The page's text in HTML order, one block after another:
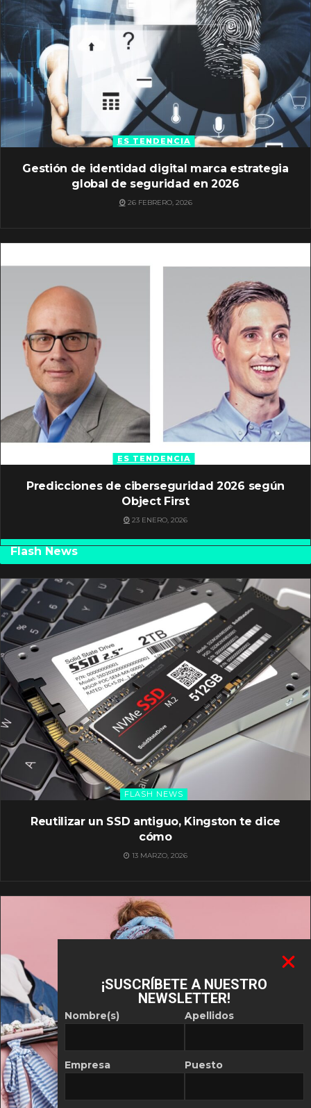
ES TENDENCIA
Gestión de identidad digital marca estrategia
global de seguridad en 2026
26 FEBRERO, 2026
ES TENDENCIA
Predicciones de ciberseguridad 2026 según
Object First
23 ENERO, 2026
Flash News
FLASH NEWS
Reutilizar un SSD antiguo, Kingston te dice
cómo
13 MARZO, 2026
¡SUSCRÍBETE A NUESTRO
NEWSLETTER!
Nombre(s)
Empresa
Apellidos
Puesto